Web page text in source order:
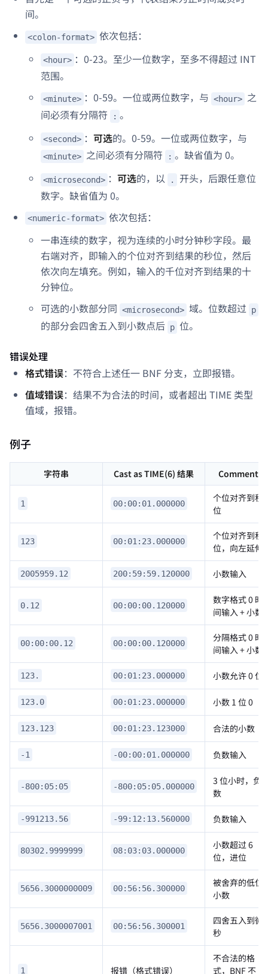
间。
<colon-format> 依次包括：
<hour> ：0-23。至少一位数字，至多不得超过 INT
范围。
<minute> ：0-59。一位或两位数字，与 <hour> 之
间必须有分隔符
: 。
<second> ： 可选的。0-59。一位或两位数字，与
<minute> 之间必须有分隔符 : 。缺省值为 0。
<microsecond> ： 可选的，以 .
开头，后跟任意位
数字。缺省值为 0。
<numeric-format> 依次包括：
一串连续的数字，视为连续的小时分钟秒字段。最
右端对齐，即输入的个位对齐到结果的秒位，然后
依次向左填充。例如，输入的千位对齐到结果的十
分钟位。
可选的小数部分同 <microsecond> 域。位数超过 p
的部分会四舍五入到小数点后 p 位。
错误处理
格式错误：不符合上述任一 BNF 分支，立即报错。
值域错误：结果不为合法的时间，或者超出 TIME 类型
值域，报错。
例子
字符串 Cast as TIME(6) 结果 Comment
1 00:00:01.000000
个位对齐到秒
位
123 00:01:23.000000
个位对齐到秒
位，向左延伸
2005959.12 200:59:59.120000 小数输入
0.12 00:00:00.120000
数字格式 0 时
间输入 + 小数
00:00:00.12 00:00:00.120000
分隔格式 0 时
间输入 + 小数
123. 00:01:23.000000 小数允许 0 位
123.0 00:01:23.000000 小数 1 位 0
123.123 00:01:23.123000 合法的小数
-1 -00:00:01.000000 负数输入
-800:05:05 -800:05:05.000000
3 位小时，负
数
-991213.56 -99:12:13.560000 负数输入
80302.9999999 08:03:03.000000
小数超过 6
位，进位
5656.3000000009 00:56:56.300000
被舍弃的低位
小数
5656.3000007001 00:56:56.300001
四舍五入到微
秒
1 报错（格式错误）
不合法的格
式，BNF 不